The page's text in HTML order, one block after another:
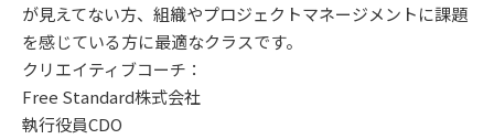
が見えてない方、組織やプロジェクトマネージメントに課題
を感じている方に最適なクラスです。
クリエイティブコーチ：
Free Standard株式会社
執行役員CDO